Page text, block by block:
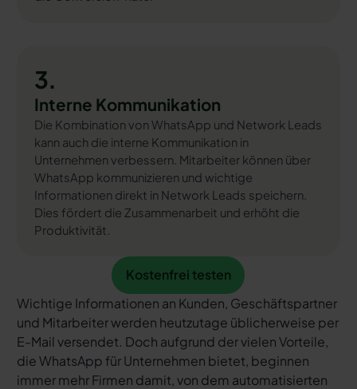
3.
Interne Kommunikation
Die Kombination von WhatsApp und Network Leads
kann auch die interne Kommunikation in
Unternehmen verbessern. Mitarbeiter können über
WhatsApp kommunizieren und wichtige
Informationen direkt in Network Leads speichern.
Dies fördert die Zusammenarbeit und erhöht die
Produktivität.
Kostenfrei testen
Kostenfrei testen
Wichtige Informationen an Kunden, Geschäftspartner
und Mitarbeiter werden heutzutage üblicherweise per
E-Mail versendet. Doch aufgrund der vielen Vorteile,
die WhatsApp für Unternehmen bietet, beginnen
immer mehr Firmen damit, von dem automatisierten